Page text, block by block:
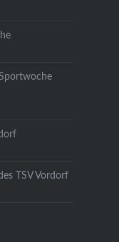
TSV Vordorf